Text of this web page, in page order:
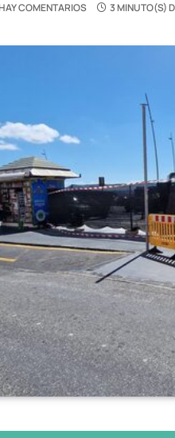
COMENTARIOS 3 MINUTO(S)